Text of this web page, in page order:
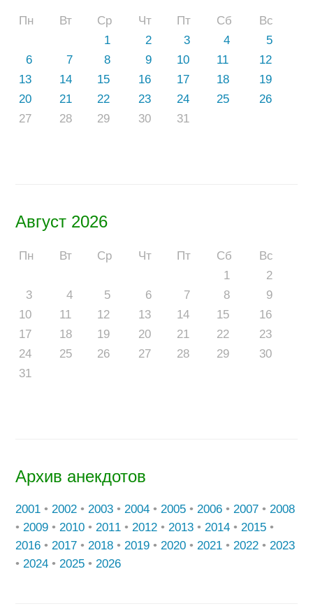
Пн Вт Ср Чт Пт Сб
Вс
1
2 3 4
5
6
7 8 9 10 11
12
13
14 15 16 17 18
19
20
21 22 23 24 25
26
27
28 29 30 31
Август 2026
Пн Вт Ср Чт Пт Сб
Вс
1
2
3
4 5 6 7 8
9
10
11 12 13 14 15
16
17
18 19 20 21 22
23
24
25 26 27 28 29
30
31
Архив анекдотов
2001 • 2002 • 2003 • 2004 • 2005 • 2006 • 2007 • 2008
• 2009 • 2010 • 2011 • 2012 • 2013 • 2014 • 2015 •
2016 • 2017 • 2018 • 2019 • 2020 • 2021 • 2022 • 2023
• 2024 • 2025 • 2026